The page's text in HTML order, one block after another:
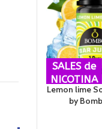
SALES de
NICOTINA
Lemon lime
by